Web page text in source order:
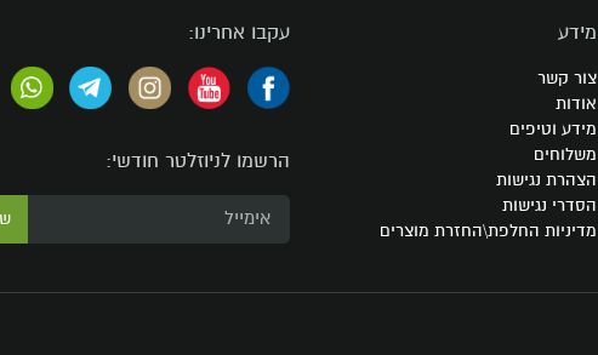
מידע
צור קשר
אודות
מידע וטיפים
משלוחים
הצהרת נגישות
הסדרי נגישות
מדיניות החלפת\החזרת מוצרים
עקבו אחרינו:
הרשמו לניוזלטר חודשי: